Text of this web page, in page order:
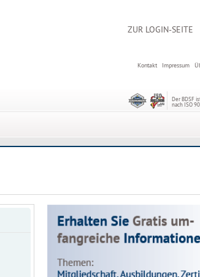
ZUR LOGIN-SEITE
Impressum
Kontakt
Der BDSF
nach ISO